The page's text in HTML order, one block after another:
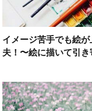
イメージ苦手でも絵
夫！〜絵に描いて引